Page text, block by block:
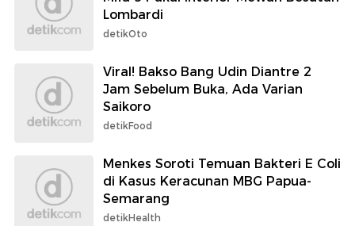
Lombardi
detikOto
Viral! Bakso Bang Udin Diantre 2
Jam Sebelum Buka, Ada Varian
Saikoro
detikFood
Menkes Soroti Temuan Bakteri E Coli
di Kasus Keracunan MBG Papua-
Semarang
detikHealth